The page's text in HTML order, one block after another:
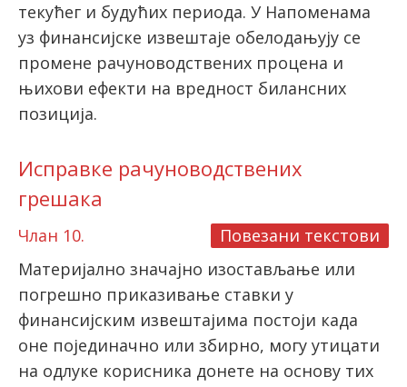
текућег и будућих периода. У Напоменама
уз финансијске извештаје обелодањују се
промене рачуноводствених процена и
њихови ефекти на вредност билансних
позиција.
Исправке рачуноводствених
грешака
Повезани текстови
Члан 10.
Материјално значајно изостављање или
погрешно приказивање ставки у
финансијским извештајима постоји када
оне појединачно или збирно, могу утицати
на одлуке корисника донете на основу тих